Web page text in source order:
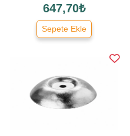
647,70₺
Sepete Ekle